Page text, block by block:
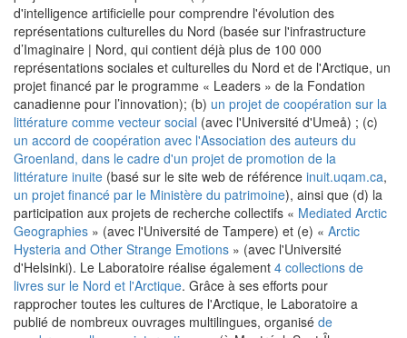
d'intelligence artificielle pour comprendre l'évolution des
représentations culturelles du Nord (basée sur l'infrastructure
d’Imaginaire | Nord, qui contient déjà plus de 100 000
représentations sociales et culturelles du Nord et de l'Arctique, un
projet financé par le programme « Leaders » de la Fondation
canadienne pour l’innovation); (b) un projet de coopération sur la
littérature comme vecteur social (avec l'Université d'Umeå) ; (c)
un accord de coopération avec l'Association des auteurs du
Groenland, dans le cadre d'un projet de promotion de la
littérature inuite (basé sur le site web de référence inuit.uqam.ca,
un projet financé par le Ministère du patrimoine), ainsi que (d) la
participation aux projets de recherche collectifs « Mediated Arctic
Geographies » (avec l'Université de Tampere) et (e) « Arctic
Hysteria and Other Strange Emotions » (avec l'Université
d'Helsinki). Le Laboratoire réalise également 4 collections de
livres sur le Nord et l'Arctique. Grâce à ses efforts pour
rapprocher toutes les cultures de l'Arctique, le Laboratoire a
publié de nombreux ouvrages multilingues, organisé de